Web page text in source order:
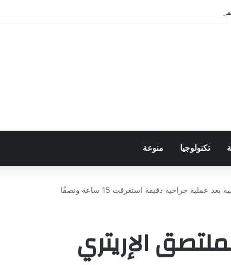
وإيران بشأن هرمز
تكنولوجيا منوعة
جراحية دقيقة استغرقت 15 ساعة ونصفًا
الإريتري